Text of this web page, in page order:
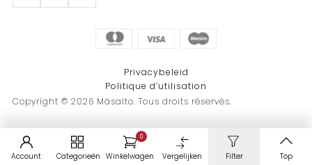
Copyright © 2026 Másalto. Tous droits réservés.
Privacybeleid
Politique d’utilisation
Account Categorieën
0
Winkelwagen Vergelijken Filter Top